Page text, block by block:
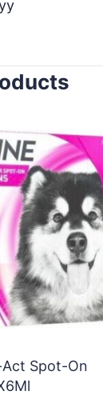
Spot-On